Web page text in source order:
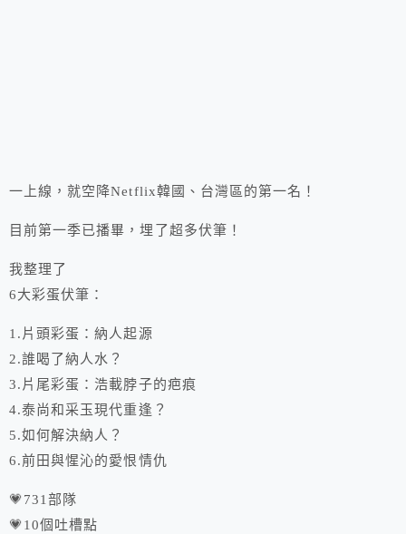
一上線，就空降Netflix韓國、台灣區的第一名！
目前第一季已播畢，埋了超多伏筆！
我整理了
6大彩蛋伏筆：
1.片頭彩蛋：納人起源
2.誰喝了納人水？
3.片尾彩蛋：浩載脖子的疤痕
4.泰尚和采玉現代重逢？
5.如何解決納人？
6.前田與惺沁的愛恨情仇
💗731部隊
💗10個吐槽點